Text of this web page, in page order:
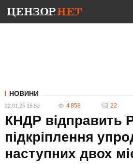
НОВИНИ
22.01.25 15:52 4 858 22
КНДР відправить
підкріплення
наступних двох